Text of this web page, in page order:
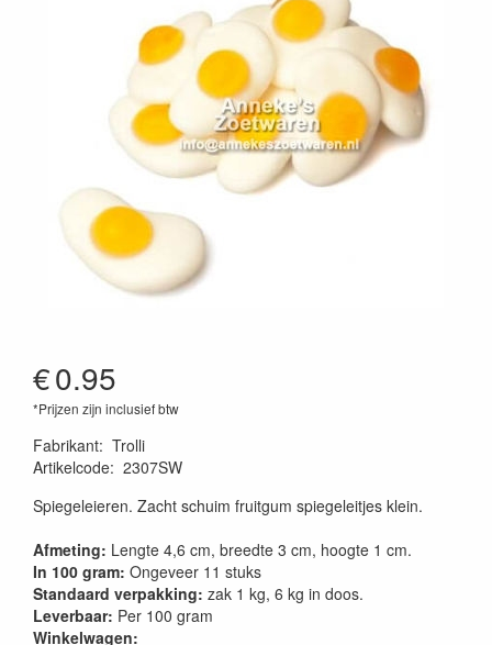
€0.95
*Prijzen zijn inclusief btw
Fabrikant: Trolli
Artikelcode: 2307SW
Spiegeleieren. Zacht schuim fruitgum spiegeleitjes klein.
Afmeting: Lengte 4,6 cm, breedte 3 cm, hoogte 1 cm.
In 100 gram: Ongeveer 11 stuks
Standaard verpakking: zak 1 kg, 6 kg in doos.
Leverbaar: Per 100 gram
Winkelwagen: